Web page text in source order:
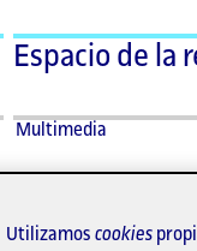
Espacio de la
Multimedia
Desplegar
Multimedia
Multimedia
Utilizamos cookies